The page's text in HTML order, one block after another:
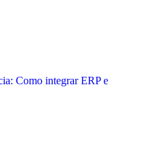
Como integrar ERP e